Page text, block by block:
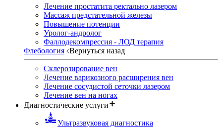
Лечение простатита ректально лазером
Массаж предстательной железы
Повышение потенции
Уролог-андролог
Фаллодекомпрессия - ЛОД терапия
Флебология Вернуться назад
Склерозирование вен
Лечение варикозного расширения вен
Лечение сосудистой сеточки лазером
Лечение вен на ногах
Диагностические услуги
Ультразвуковая диагностика